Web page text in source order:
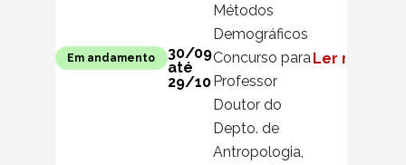
Métodos
Demográficos
Em andamento
30/09
até
29/10
Concurso para
Professor
Doutor do
Depto. de
Antropologia,
Ler mais